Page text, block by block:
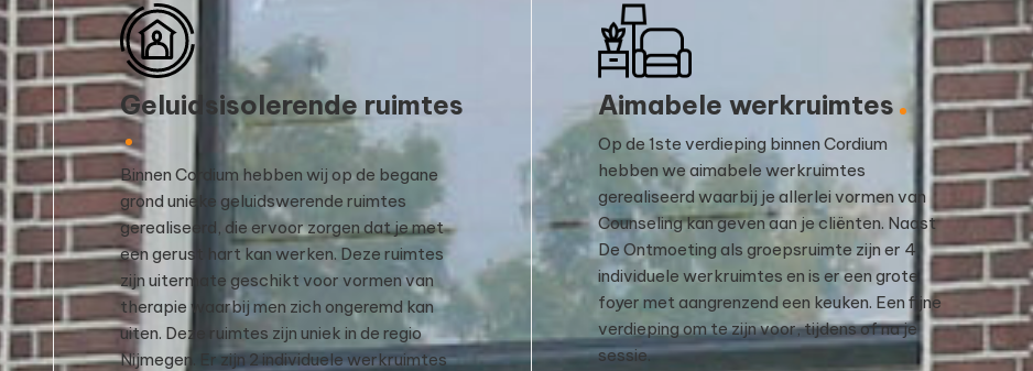
Geluidsisolerende ruimtes
Binnen Cordium hebben wij op de begane
grond unieke geluidswerende ruimtes
gerealiseerd, die ervoor zorgen dat je met
een gerust hart kan werken. Deze ruimtes
zijn uitermate geschikt voor vormen van
therapie waarbij men zich ongeremd kan
uiten. Deze ruimtes zijn uniek in de regio
Nijmegen. Er zijn 2 individuele werkruimtes
Aimabele werkruimtes
Op de 1ste verdieping binnen Cordium
hebben we aimabele werkruimtes
gerealiseerd waarbij je allerlei vormen van
Counseling kan geven aan je cliënten. Naast
De Ontmoeting als groepsruimte zijn er 4
individuele werkruimtes en is er een grote
foyer met aangrenzend een keuken. Een fijne
verdieping om te zijn voor, tijdens of na je
sessie.